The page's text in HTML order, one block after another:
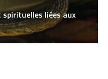
liées aux